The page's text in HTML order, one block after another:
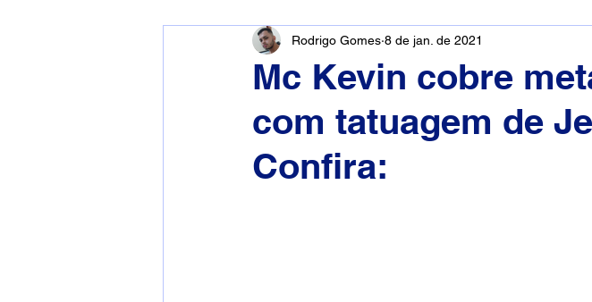
Mc Kevin cobre
com tatuagem de
Confira:
Rodrigo Gomes 8 de jan. de 2021